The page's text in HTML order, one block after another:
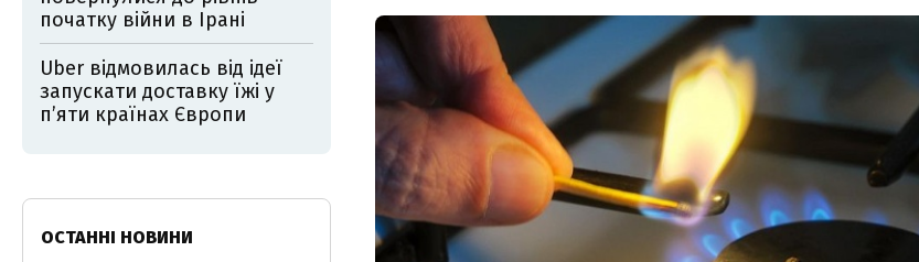
початку війни в Ірані
Uber відмовилась від ідеї
запускати доставку їжі у
пʼяти країнах Європи
ОСТАННІ НОВИНИ